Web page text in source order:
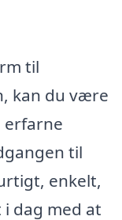
til
kan du være
erfarne
til
enkelt,
dag med at